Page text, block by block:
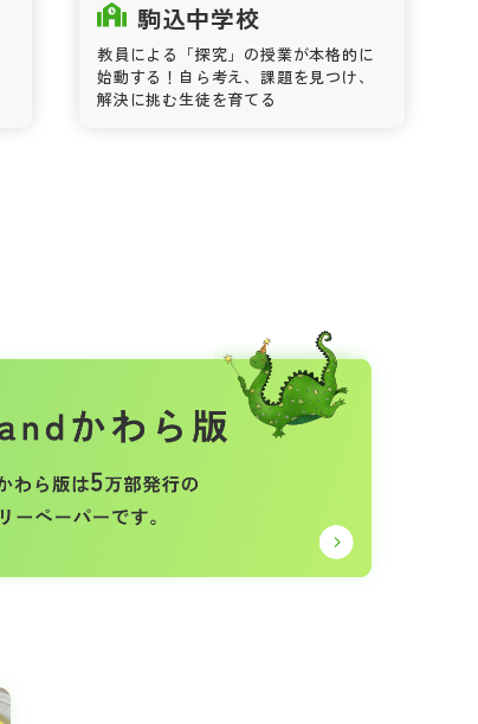
駒込中学校
教員による「探究」の授業が本格的に
始動する！自ら考え、課題を見つけ、
解決に挑む生徒を育てる